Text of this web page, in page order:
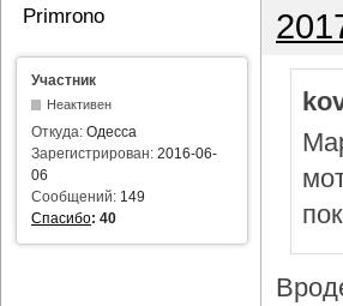
Primrono
Участник
Неактивен
Откуда: Одесса
Зарегистрирован: 2016-06-
06
Сообщений: 149
Спасибо: 40